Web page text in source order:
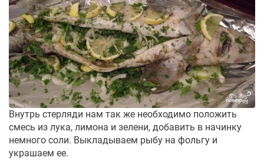
Внутрь стерляди нам так же необходимо положить
смесь из лука, лимона и зелени, добавить в начинку
немного соли. Выкладываем рыбу на фольгу и
украшаем ее.